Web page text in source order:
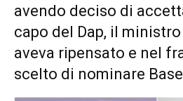
avendo deciso di
capo del Dap, il
aveva ripensato e nel
scelto di nominare